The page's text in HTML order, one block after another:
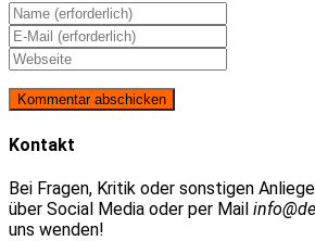
Gib
deinen
Namen
oder
Benutzernamen
zum
Kommentieren
ein
Gib
deine
E-
Mail-
Adresse
zum
ein
Gib
Website-
ein
Kontakt
Bei Fragen, Kritik oder sonstigen
über Social Media oder per Mail
uns wenden!